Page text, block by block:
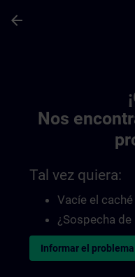
arrow_back
Nos
Tal vez quiera:
Vacíe el
¿Sospecha
Informar el problema